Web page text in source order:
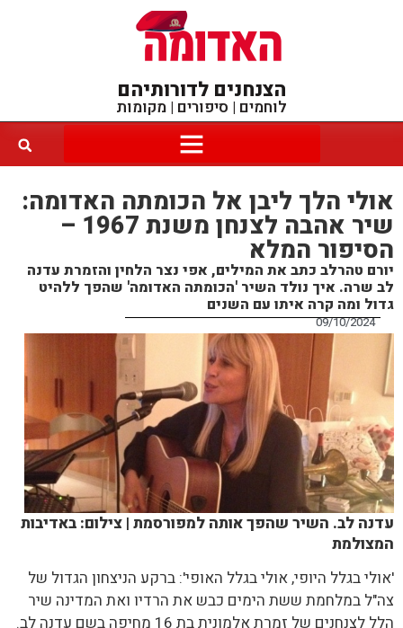
הצנחנים לדורותיהם
לוחמים | סיפורים | מקומות
אולי הלך ליבן אל הכומתה האדומה:
שיר אהבה לצנחן משנת 1967 –
הסיפור המלא
יורם טהרלב כתב את המילים, אפי נצר הלחין והזמרת עדנה
לב שרה. איך נולד השיר 'הכומתה האדומה' שהפך ללהיט
גדול ומה קרה איתו עם השנים
09/10/2024
עדנה לב. השיר שהפך אותה למפורסמת | צילום: באדיבות
המצולמת
'אולי בגלל היופי, אולי בגלל האופי': ברקע הניצחון הגדול של
צה"ל במלחמת ששת הימים כבש את הרדיו ואת המדינה שיר
הלל לצנחנים של זמרת אלמונית בת 16 מחיפה בשם עדנה לב.